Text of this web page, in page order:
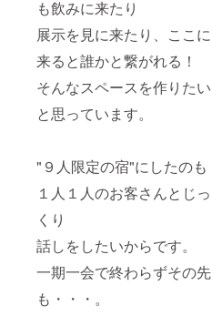
も飲みに来たり
展示を見に来たり、ここに
来ると誰かと繋がれる！
そんなスペースを作りたい
と思っています。
"９人限定の宿"にしたのも
１人１人のお客さんとじっ
くり
話しをしたいからです。
一期一会で終わらずその先
も・・・。